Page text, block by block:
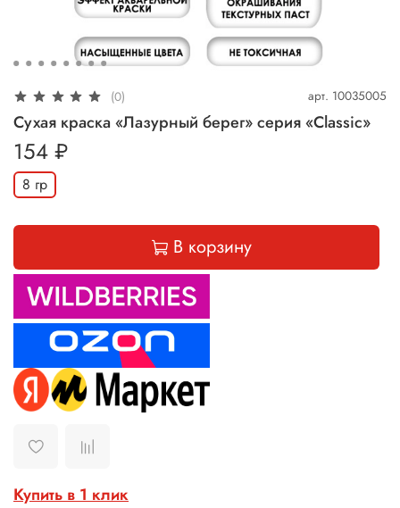
(0) арт. 10035005
Сухая краска «Лазурный берег» серия «Classic»
154 ₽
8 гр
В корзину
Купить в 1 клик